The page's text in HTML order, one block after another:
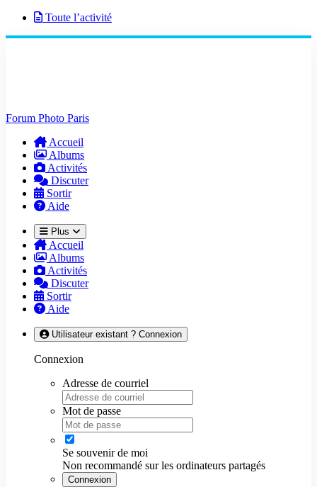
Toute l’activité
Forum Photo Paris
Accueil
Albums
Activités
Discuter
Sortir
Aide
Plus
Accueil
Albums
Activités
Discuter
Sortir
Aide
Utilisateur existant ? Connexion
Connexion
Adresse de courriel
Mot de passe
Se souvenir de moi
Non recommandé sur les ordinateurs partagés
Connexion